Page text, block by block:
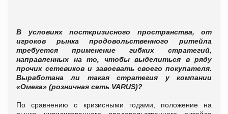
В условиях посткризисного пространства, от
игроков рынка продовольственного ритейла
требуется применение гибких стратегий,
направленных на то, чтобы выделиться в ряду
прочих сетевиков и завоевать своего покупателя.
Выработана ли такая стратегия у компании
«Омега» (розничная сеть VARUS)?
По сравнению с кризисными годами, положение на